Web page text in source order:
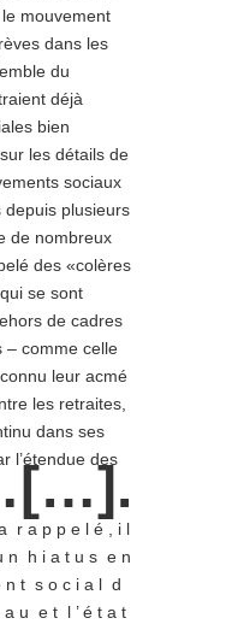
mouvement
dans les
du
déjà
bien
les détails de
sociaux
depuis plusieurs
de nombreux
des «colères
se sont
de cadres
– comme celle
leur acmé
les retraites,
dans ses
l’étendue des
r a p p e l é , i l
n h i a t u s e n
n t s o c i a l d
u e t l ’ é t a t